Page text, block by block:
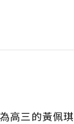
高三的黃佩